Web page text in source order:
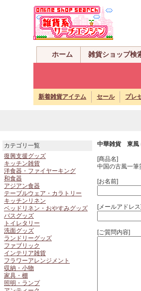
ホーム 雑貨ショップ検
新着雑貨アイテム セール プレ
カテゴリ一覧
復興支援グッズ
キッチン雑貨
洋食器・ファイヤーキング
和食器
アジアン食器
テーブルウェア・カラトリー
キッチンリネン
ベッドリネン・おやすみグッズ
バスグッズ
トイレタリー
洗面グッズ
ランドリーグッズ
ファブリック
インテリア雑貨
フラワーアレンジメント
収納・小物
家具・棚
照明・ランプ
中華雑貨 東風
[商品名]
中国の古風一筆
[お名前]
[メールアドレス]
[ご質問内容]